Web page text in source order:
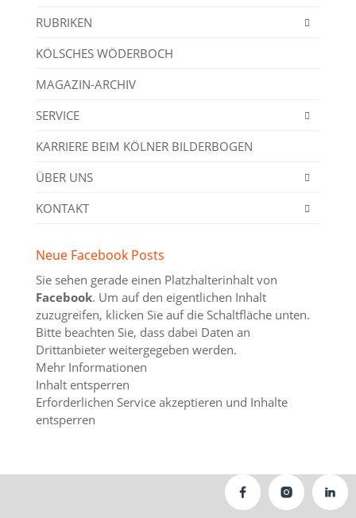
RUBRIKEN
KÖLSCHES WÖDERBOCH
MAGAZIN-ARCHIV
SERVICE
KARRIERE BEIM KÖLNER BILDERBOGEN
ÜBER UNS
KONTAKT
Neue Facebook Posts
Sie sehen gerade einen Platzhalterinhalt von
Facebook. Um auf den eigentlichen Inhalt
zuzugreifen, klicken Sie auf die Schaltfläche unten.
Bitte beachten Sie, dass dabei Daten an
Drittanbieter weitergegeben werden.
Mehr Informationen
Inhalt entsperren
Erforderlichen Service akzeptieren und Inhalte
entsperren